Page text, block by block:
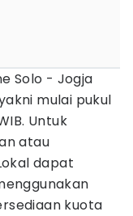
Solo - Jogja
mulai pukul
Untuk
atau
dapat
kuota